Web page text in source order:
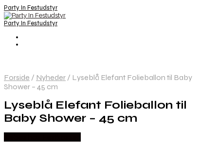
Party In Festudstyr
Party In Festudstyr
Forside / Nyheder / Lyseblå Elefant Folieballon til Baby
Shower – 45 cm
Lyseblå Elefant Folieballon til
Baby Shower – 45 cm